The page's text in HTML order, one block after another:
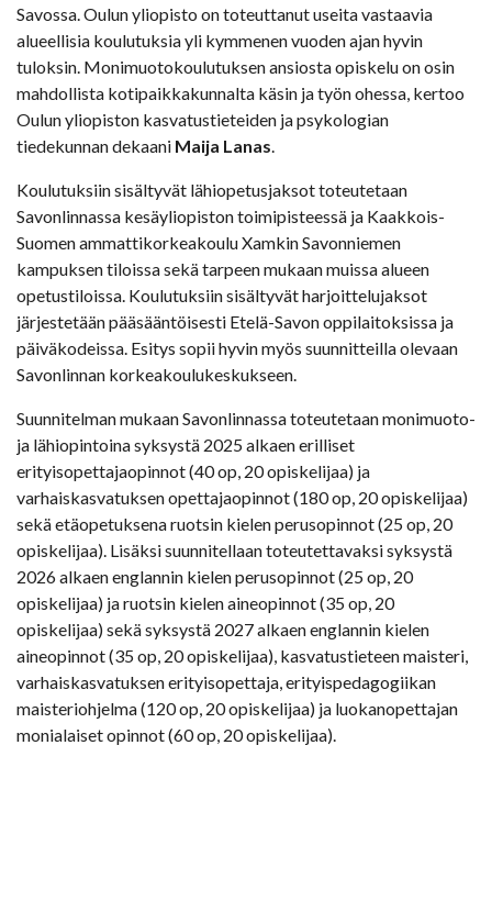
Savossa. Oulun yliopisto on toteuttanut useita vastaavia
alueellisia koulutuksia yli kymmenen vuoden ajan hyvin
tuloksin. Monimuotokoulutuksen ansiosta opiskelu on osin
mahdollista kotipaikkakunnalta käsin ja työn ohessa, kertoo
Oulun yliopiston kasvatustieteiden ja psykologian
tiedekunnan dekaani Maija Lanas.
Koulutuksiin sisältyvät lähiopetusjaksot toteutetaan
Savonlinnassa kesäyliopiston toimipisteessä ja Kaakkois-
Suomen ammattikorkeakoulu Xamkin Savonniemen
kampuksen tiloissa sekä tarpeen mukaan muissa alueen
opetustiloissa. Koulutuksiin sisältyvät harjoittelujaksot
järjestetään pääsääntöisesti Etelä-Savon oppilaitoksissa ja
päiväkodeissa. Esitys sopii hyvin myös suunnitteilla olevaan
Savonlinnan korkeakoulukeskukseen.
Suunnitelman mukaan Savonlinnassa toteutetaan monimuoto-
ja lähiopintoina syksystä 2025 alkaen erilliset
erityisopettajaopinnot (40 op, 20 opiskelijaa) ja
varhaiskasvatuksen opettajaopinnot (180 op, 20 opiskelijaa)
sekä etäopetuksena ruotsin kielen perusopinnot (25 op, 20
opiskelijaa). Lisäksi suunnitellaan toteutettavaksi syksystä
2026 alkaen englannin kielen perusopinnot (25 op, 20
opiskelijaa) ja ruotsin kielen aineopinnot (35 op, 20
opiskelijaa) sekä syksystä 2027 alkaen englannin kielen
aineopinnot (35 op, 20 opiskelijaa), kasvatustieteen maisteri,
varhaiskasvatuksen erityisopettaja, erityispedagogiikan
maisteriohjelma (120 op, 20 opiskelijaa) ja luokanopettajan
monialaiset opinnot (60 op, 20 opiskelijaa).